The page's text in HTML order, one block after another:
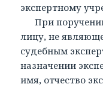
экспертному
При
лицу, не
судебным
назначении
имя, отчество